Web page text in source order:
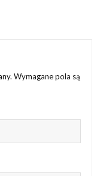
Wymagane pola są